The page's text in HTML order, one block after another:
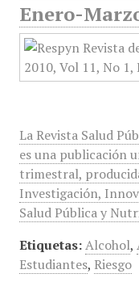
Enero-
La Revista Salud
es una publicación
trimestral,
Investigación,
Salud Pública y
Etiquetas: Alcohol,
Estudiantes, Riesgo